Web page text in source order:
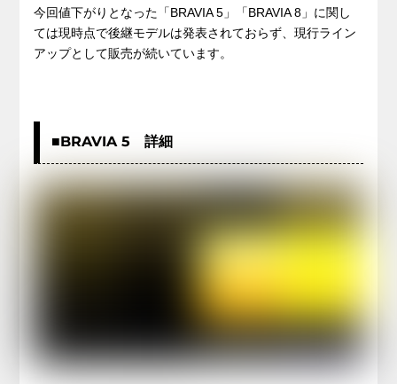
今回値下がりとなった「BRAVIA 5」「BRAVIA 8」に関し
ては現時点で後継モデルは発表されておらず、現行ライン
アップとして販売が続いています。
■BRAVIA 5 詳細